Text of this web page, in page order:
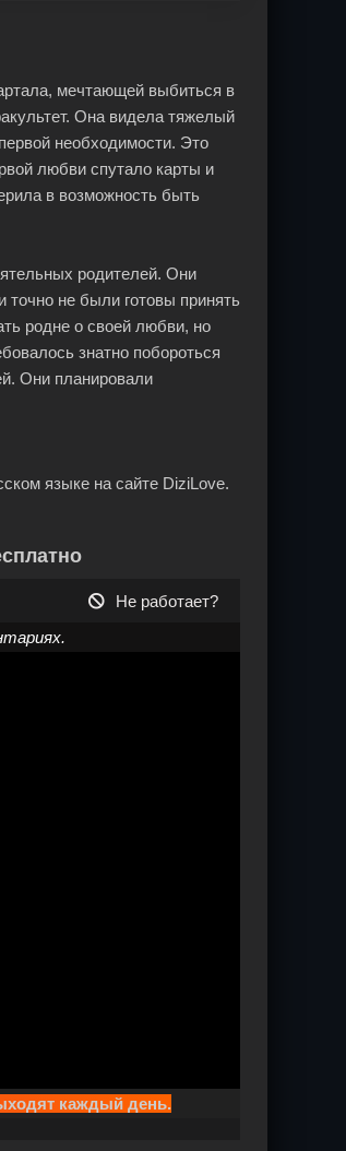
мечтающей выбиться в
Она видела тяжелый
необходимости. Это
любви спутало карты и
в возможность быть
родителей. Они
точно не были готовы принять
родне о своей любви, но
знатно побороться
Они планировали
языке на сайте DiziLove.
Не работает?
каждый день.